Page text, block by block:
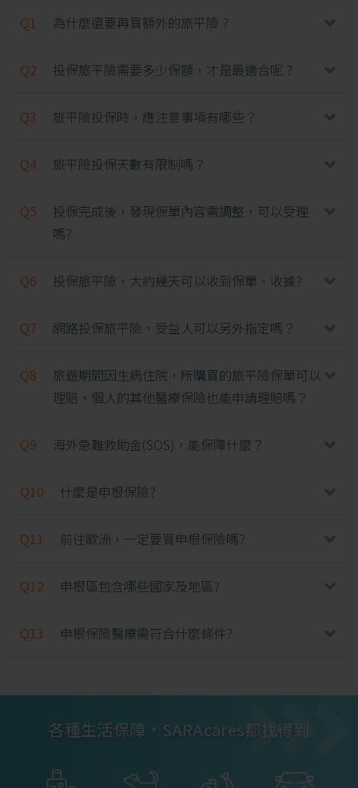
Q1 為什麼還要再買額外的旅平險 ?
Q2 投保旅平險需要多少保額，才是最適合呢 ?
Q3 旅平險投保時，應注意事項有哪些？
Q4 旅平險投保天數有限制嗎？
Q5
投保完成後，發現保單內容需調整，可以受理
嗎?
Q6 投保旅平險，大約幾天可以收到保單、收據?
Q7 網路投保旅平險，受益人可以另外指定嗎？
Q8
旅遊期間因生病住院，所購買的旅平險保單可以
理賠，個人的其他醫療保險也能申請理賠嗎？
Q9 海外急難救助金(SOS)，能保障什麼？
Q10 什麼是申根保險?
Q11 前往歐洲，一定要買申根保險嗎?
Q12 申根區包含哪些國家及地區?
Q13 申根保險醫療需符合什麼條件?
各種生活保障，SARAcares都找得到